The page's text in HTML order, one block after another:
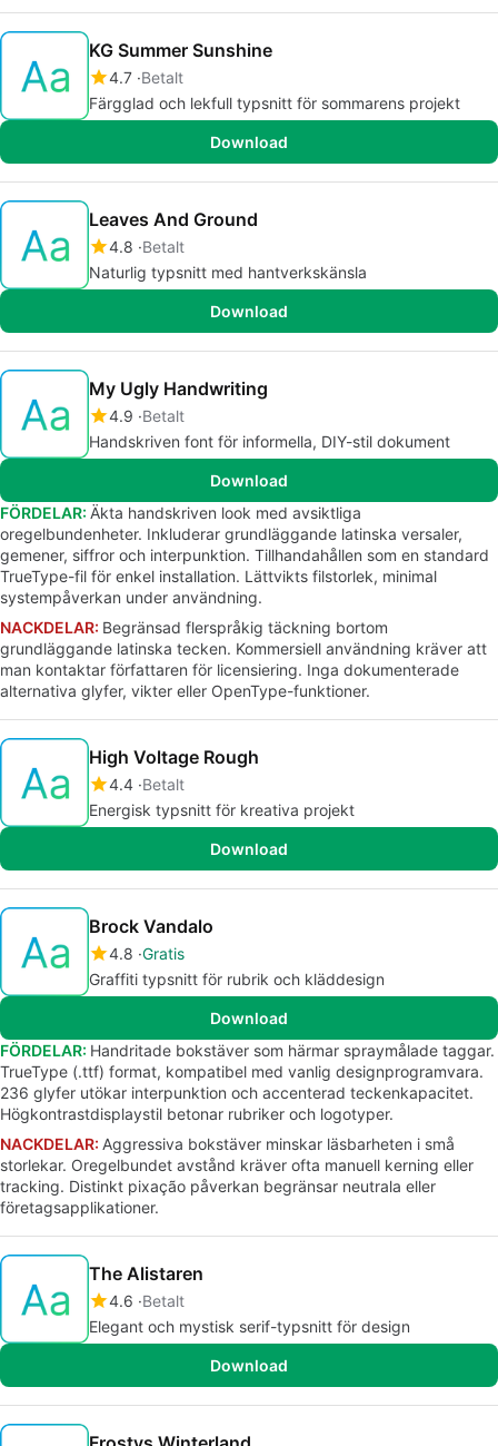
KG Summer Sunshine
4.7 Betalt
Färgglad och lekfull typsnitt för sommarens projekt
Download
Leaves And Ground
4.8 Betalt
Naturlig typsnitt med hantverkskänsla
Download
My Ugly Handwriting
4.9 Betalt
Handskriven font för informella, DIY-stil dokument
Download
FÖRDELAR: Äkta handskriven look med avsiktliga
oregelbundenheter. Inkluderar grundläggande latinska versaler,
gemener, siffror och interpunktion. Tillhandahållen som en standard
TrueType-fil för enkel installation. Lättvikts filstorlek, minimal
systempåverkan under användning.
NACKDELAR: Begränsad flerspråkig täckning bortom
grundläggande latinska tecken. Kommersiell användning kräver att
man kontaktar författaren för licensiering. Inga dokumenterade
alternativa glyfer, vikter eller OpenType-funktioner.
High Voltage Rough
4.4 Betalt
Energisk typsnitt för kreativa projekt
Download
Brock Vandalo
4.8 Gratis
Graffiti typsnitt för rubrik och kläddesign
Download
FÖRDELAR: Handritade bokstäver som härmar spraymålade taggar.
TrueType (.ttf) format, kompatibel med vanlig designprogramvara.
236 glyfer utökar interpunktion och accenterad teckenkapacitet.
Högkontrastdisplaystil betonar rubriker och logotyper.
NACKDELAR: Aggressiva bokstäver minskar läsbarheten i små
storlekar. Oregelbundet avstånd kräver ofta manuell kerning eller
tracking. Distinkt pixação påverkan begränsar neutrala eller
företagsapplikationer.
The Alistaren
4.6 Betalt
Elegant och mystisk serif-typsnitt för design
Download